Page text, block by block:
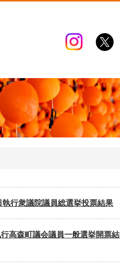
行衆議院議員総選挙投票結果
高森町議会議員一般選挙開票結